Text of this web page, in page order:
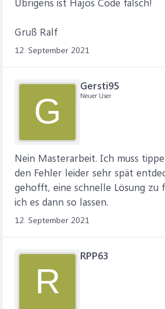
Gruß Ralf
12. September 2021
G
Gersti95
Neuer User
Nein Masterarbeit. Ich muss
den Fehler leider sehr spät
gehofft, eine schnelle Lösung zu
ich es dann so lassen.
12. September 2021
R
RPP63